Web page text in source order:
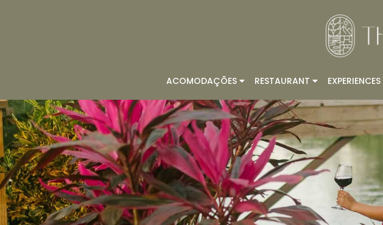
ACOMODAÇÕES RESTAURANT EXPERIENCES